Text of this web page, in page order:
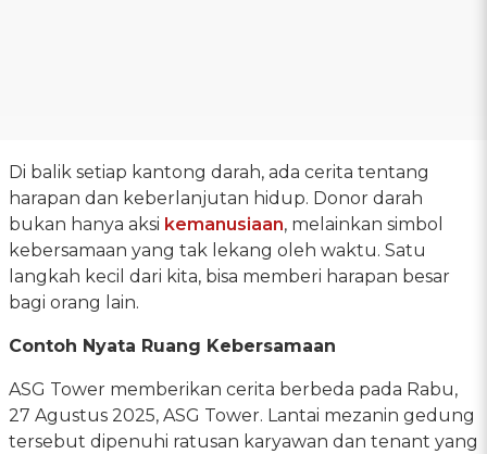
Di balik setiap kantong darah, ada cerita tentang
harapan dan keberlanjutan hidup. Donor darah
bukan hanya aksi kemanusiaan, melainkan simbol
kebersamaan yang tak lekang oleh waktu. Satu
langkah kecil dari kita, bisa memberi harapan besar
bagi orang lain.
Contoh Nyata Ruang Kebersamaan
ASG Tower memberikan cerita berbeda pada Rabu,
27 Agustus 2025, ASG Tower. Lantai mezanin gedung
tersebut dipenuhi ratusan karyawan dan tenant yang